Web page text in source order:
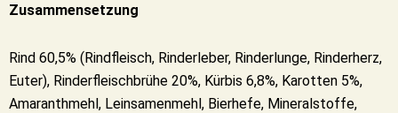
Zusammensetzung
Rind 60,5% (Rindfleisch, Rinderleber, Rinderlunge, Rinderherz,
Euter), Rinderfleischbrühe 20%, Kürbis 6,8%, Karotten 5%,
Amaranthmehl, Leinsamenmehl, Bierhefe, Mineralstoffe,